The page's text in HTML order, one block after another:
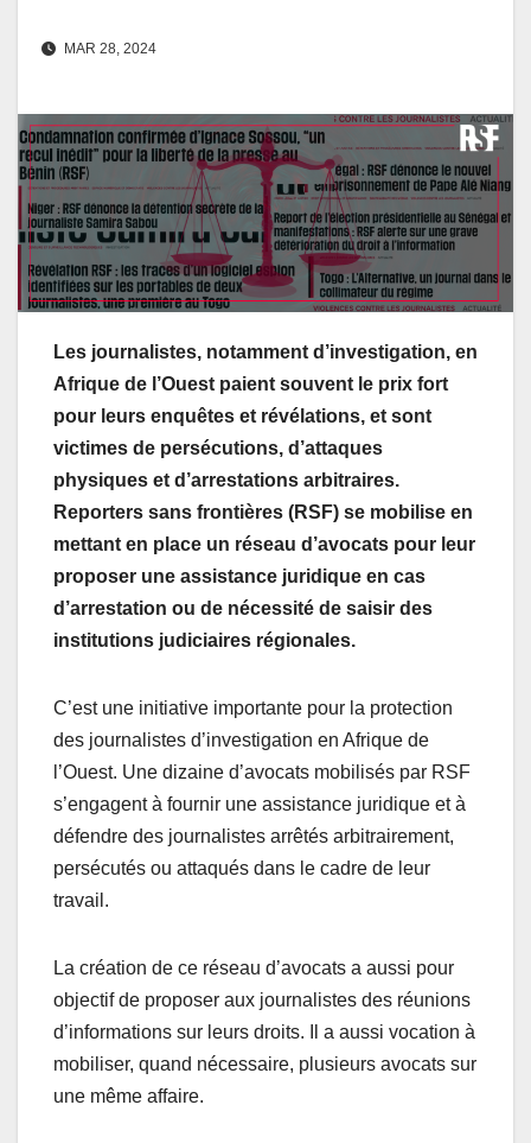
MAR 28, 2024
Les journalistes, notamment d’investigation, en
Afrique de l’Ouest paient souvent le prix fort
pour leurs enquêtes et révélations, et sont
victimes de persécutions, d’attaques
physiques et d’arrestations arbitraires.
Reporters sans frontières (RSF) se mobilise en
mettant en place un réseau d’avocats pour leur
proposer une assistance juridique en cas
d’arrestation ou de nécessité de saisir des
institutions judiciaires régionales.
C’est une initiative importante pour la protection
des journalistes d’investigation en Afrique de
l’Ouest. Une dizaine d’avocats mobilisés par RSF
s’engagent à fournir une assistance juridique et à
défendre des journalistes arrêtés arbitrairement,
persécutés ou attaqués dans le cadre de leur
travail.
La création de ce réseau d’avocats a aussi pour
objectif de proposer aux journalistes des réunions
d’informations sur leurs droits. Il a aussi vocation à
mobiliser, quand nécessaire, plusieurs avocats sur
une même affaire.